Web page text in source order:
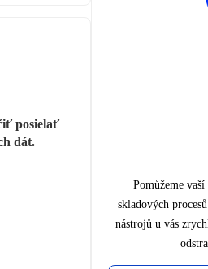
posielať
dát.
Pomůžeme
skladových
nástrojů u vás